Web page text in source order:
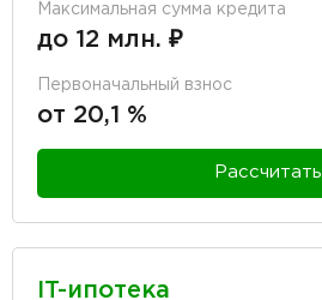
Максимальная сумма кредита
до 12 млн. ₽
Первоначальный взнос
от 20,1 %
Рассчитать
IT-ипотека